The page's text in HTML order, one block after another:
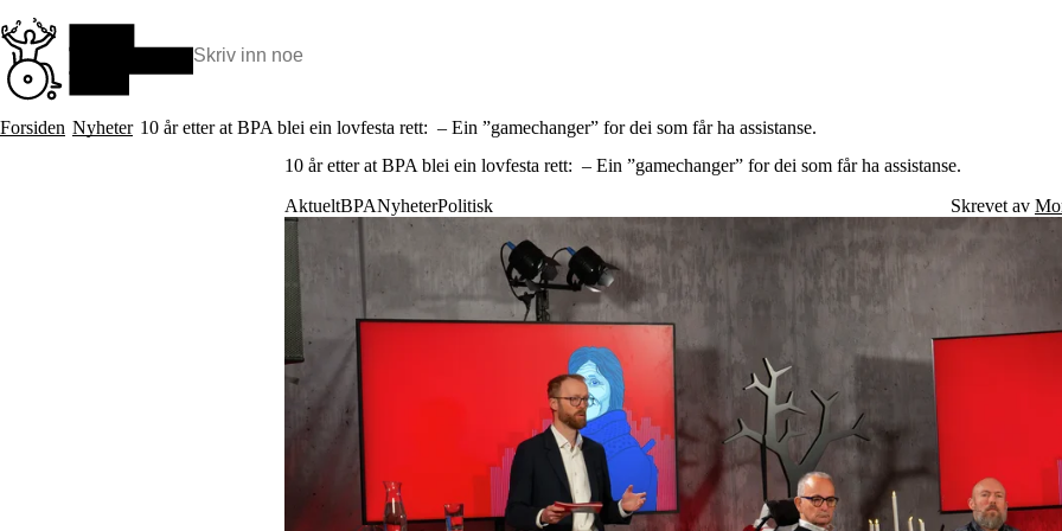
til
hovedinnhold
Søk:
Hva vi gjør
Engasjer deg
Bli assistent
Arrangementer
Independent Living-festivalen
Skansgård-forelesningen
Medlemsrådet
Selvsagt
Bente Skansgårds Independent Living-fond
Forsiden Nyheter 10 år etter at BPA blei ein lovfesta rett: – Ein ”gamechanger” for dei som får ha assistanse.
10 år etter at BPA blei ein lovfesta rett: – Ein ”gamechanger” for dei som får ha assistanse.
AktueltBPANyheterPolitisk Skrevet av